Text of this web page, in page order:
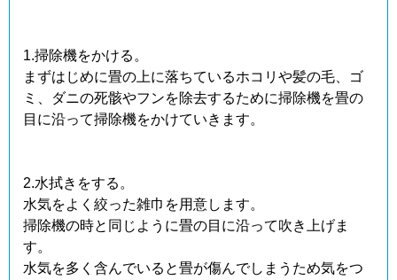
1.掃除機をかける。
まずはじめに畳の上に落ちているホコリや髪の毛、ゴ
ミ、ダニの死骸やフンを除去するために掃除機を畳の
目に沿って掃除機をかけていきます。
2.水拭きをする。
水気をよく絞った雑巾を用意します。
掃除機の時と同じように畳の目に沿って吹き上げま
す。
水気を多く含んでいると畳が傷んでしまうため気をつ